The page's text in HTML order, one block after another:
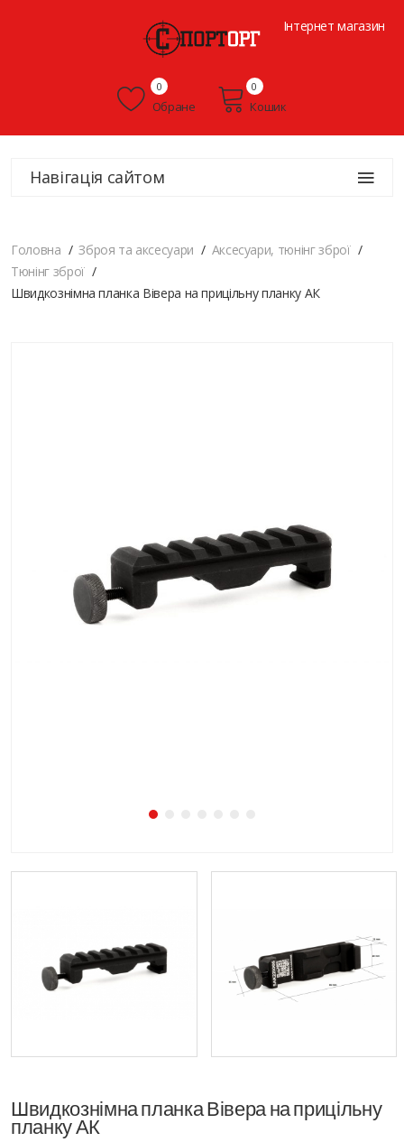
Інтернет магазин
Обране
0
Кошик
0
Навігація сайтом
Головна Зброя та аксесуари
Аксесуари, тюнінг зброї
Тюнінг зброї
Швидкознімна планка Вівера на прицільну планку АК
Швидкознімна планка Вівера на прицільну
планку АК